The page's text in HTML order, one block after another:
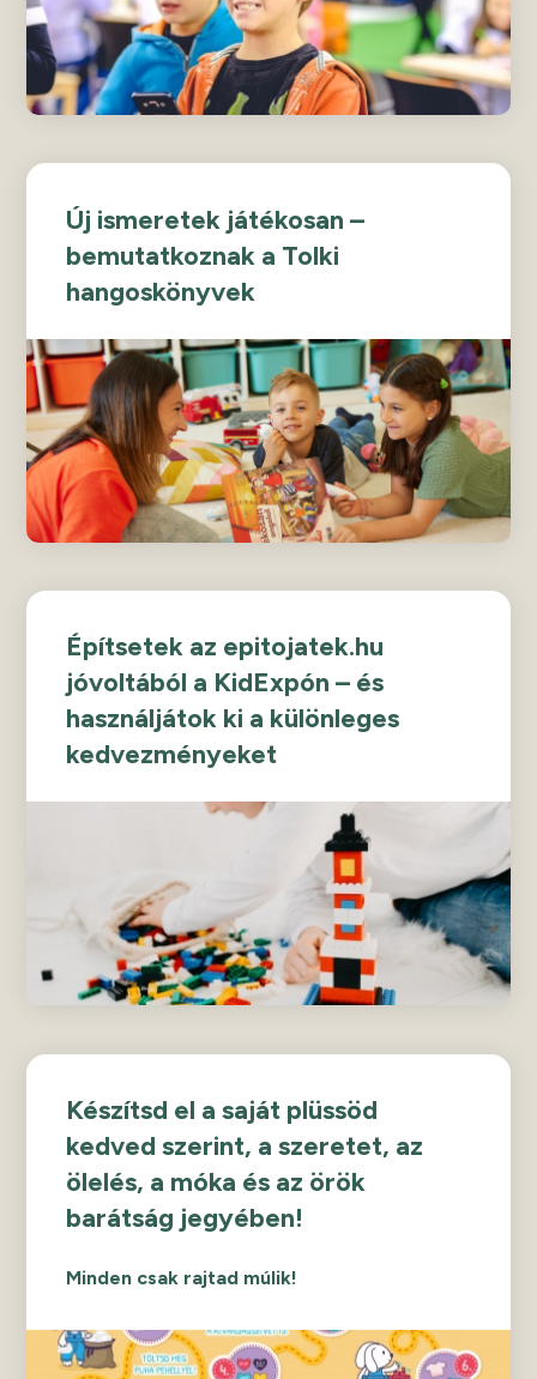
Új ismeretek játékosan –
bemutatkoznak a Tolki
hangoskönyvek
Építsetek az epitojatek.hu
jóvoltából a KidExpón – és
használjátok ki a különleges
kedvezményeket
Készítsd el a saját plüssöd
kedved szerint, a szeretet, az
ölelés, a móka és az örök
barátság jegyében!
Minden csak rajtad múlik!